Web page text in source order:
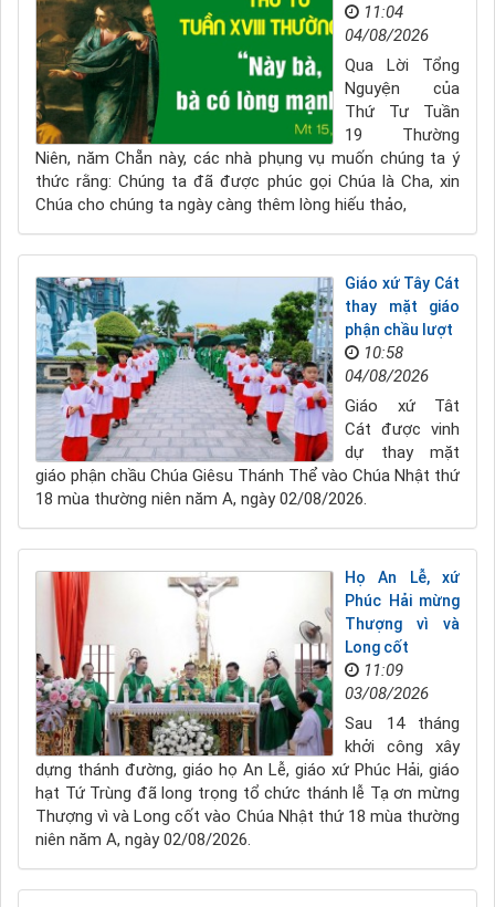
11:04
04/08/2026
Qua Lời Tổng
Nguyện của
Thứ Tư Tuần
19 Thường
Niên, năm Chẵn này, các nhà phụng vụ muốn chúng ta ý
thức rằng: Chúng ta đã được phúc gọi Chúa là Cha, xin
Chúa cho chúng ta ngày càng thêm lòng hiếu thảo,
Giáo xứ Tây Cát
thay mặt giáo
phận chầu lượt
10:58
04/08/2026
Giáo xứ Tât
Cát được vinh
dự thay mặt
giáo phận chầu Chúa Giêsu Thánh Thể vào Chúa Nhật thứ
18 mùa thường niên năm A, ngày 02/08/2026.
Họ An Lễ, xứ
Phúc Hải mừng
Thượng vì và
Long cốt
11:09
03/08/2026
Sau 14 tháng
khởi công xây
dựng thánh đường, giáo họ An Lễ, giáo xứ Phúc Hải, giáo
hạt Tứ Trùng đã long trọng tổ chức thánh lễ Tạ ơn mừng
Thượng vì và Long cốt vào Chúa Nhật thứ 18 mùa thường
niên năm A, ngày 02/08/2026.